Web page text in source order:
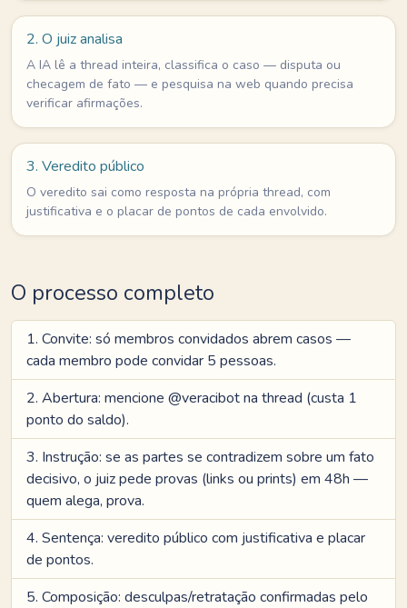
2. O juiz analisa
A IA lê a thread inteira, classifica o caso — disputa ou
checagem de fato — e pesquisa na web quando precisa
verificar afirmações.
3. Veredito público
O veredito sai como resposta na própria thread, com
justificativa e o placar de pontos de cada envolvido.
O processo completo
Convite: só membros convidados abrem casos —
cada membro pode convidar 5 pessoas.
Abertura: mencione @veracibot na thread (custa 1
ponto do saldo).
Instrução: se as partes se contradizem sobre um fato
decisivo, o juiz pede provas (links ou prints) em 48h —
quem alega, prova.
Sentença: veredito público com justificativa e placar
de pontos.
Composição: desculpas/retratação confirmadas pelo